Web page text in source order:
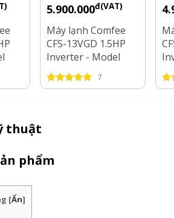
5.900.000đ(VAT)
Máy lạnh Comfee
CFS-13VGD 1.5HP
Inverter - Model
2025
7
thuật
phẩm
[Ẩn]